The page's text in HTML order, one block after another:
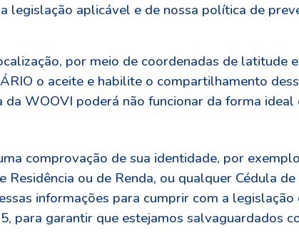
legislação aplicável e de nossa política de
por meio de coordenadas de latitude
o aceite e habilite o compartilhamento
WOOVI poderá não funcionar da forma
comprovação de sua identidade, por
ou de Renda, ou qualquer Cédula
informações para cumprir com a
para garantir que estejamos salvaguardados